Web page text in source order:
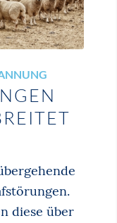
diese über